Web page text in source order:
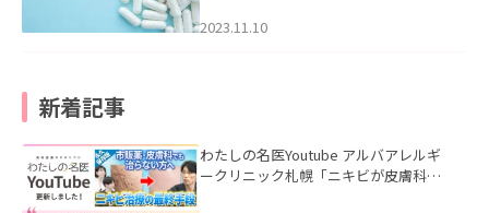
2023.11.10
新着記事
わたしの名医Youtube アルバアレルギ
ークリニック札幌「ニキビが皮膚科で